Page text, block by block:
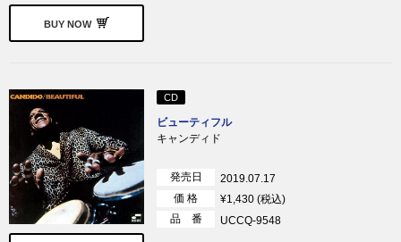
BUY NOW
CD
ビューティフル
キャンディド
発売日
2019.07.17
価 格
¥1,430 (税込)
品 番
UCCQ-9548